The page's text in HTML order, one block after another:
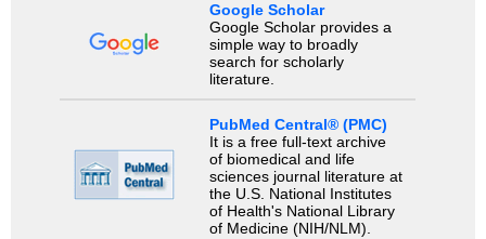
Google Scholar
Google Scholar provides a
simple way to broadly
search for scholarly
literature.
PubMed Central® (PMC)
It is a free full-text archive
of biomedical and life
sciences journal literature at
the U.S. National Institutes
of Health's National Library
of Medicine (NIH/NLM).